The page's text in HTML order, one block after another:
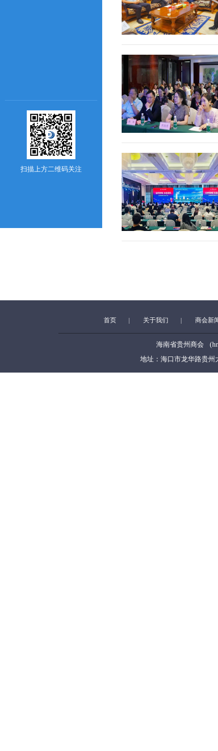
扫描上方二维码关注
首页 关于我们 商会新
海南省贵州商会
地址：海口市龙华路贵州